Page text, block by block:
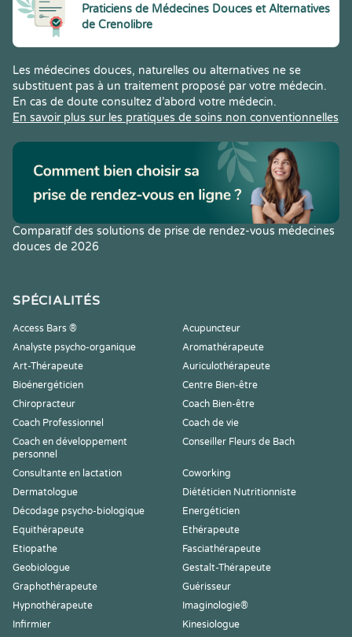
Praticiens de Médecines Douces et Alternatives
de Crenolibre
Les médecines douces, naturelles ou alternatives ne se
substituent pas à un traitement proposé par votre médecin.
En cas de doute consultez d’abord votre médecin.
En savoir plus sur les pratiques de soins non conventionnelles
Comparatif des solutions de prise de rendez-vous médecines
douces de 2026
SPÉCIALITÉS
Access Bars ®
Acupuncteur
Analyste psycho-organique
Aromathérapeute
Art-Thérapeute
Auriculothérapeute
Bioénergéticien
Centre Bien-être
Chiropracteur
Coach Bien-être
Coach Professionnel
Coach de vie
Coach en développement
personnel
Conseiller Fleurs de Bach
Consultante en lactation
Coworking
Dermatologue
Diététicien Nutritionniste
Décodage psycho-biologique
Energéticien
Equithérapeute
Ethérapeute
Etiopathe
Fasciathérapeute
Geobiologue
Gestalt-Thérapeute
Graphothérapeute
Guérisseur
Hypnothérapeute
Imaginologie®
Infirmier
Kinesiologue